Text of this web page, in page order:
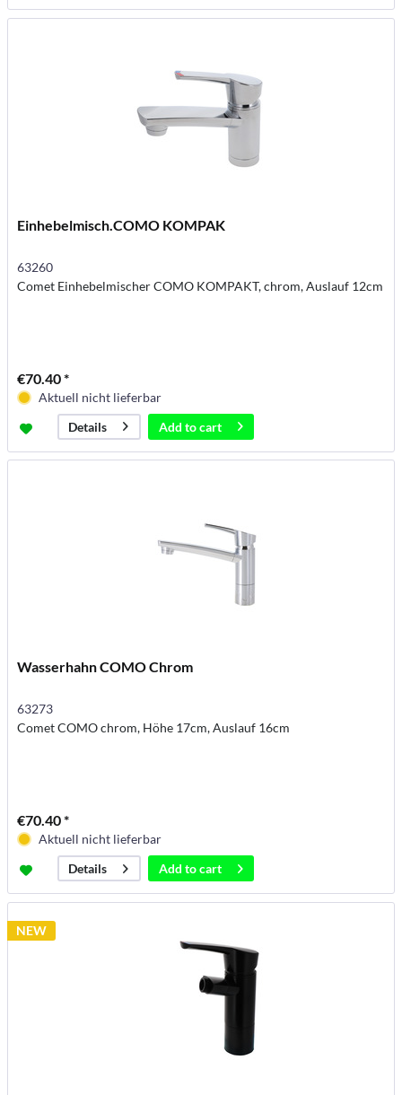
Einhebelmisch.COMO KOMPAK
63260
Comet Einhebelmischer COMO KOMPAKT, chrom, Auslauf 12cm
€70.40 *
Aktuell nicht lieferbar
Details
Add tocart
Wasserhahn COMO Chrom
63273
Comet COMO chrom, Höhe 17cm, Auslauf 16cm
€70.40 *
Aktuell nicht lieferbar
Details
Add tocart
NEW